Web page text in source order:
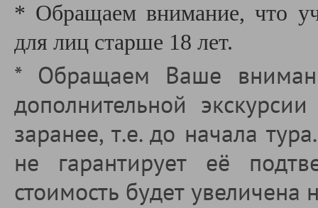
* Обращаем внимание, что
для лиц старше 18 лет.
* Обращаем Ваше
дополнительной
заранее, т.е. до начала
не гарантирует её
стоимость будет увеличена